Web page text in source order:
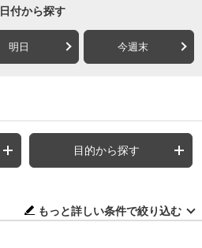
日付から探す
明日 今週末
目的から探す
もっと詳しい条件で絞り込む